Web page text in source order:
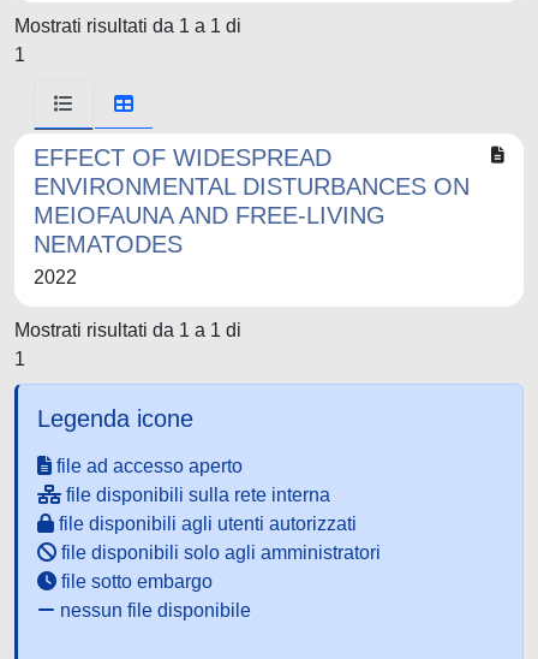
Mostrati risultati da 1 a 1 di
1
EFFECT OF WIDESPREAD
ENVIRONMENTAL DISTURBANCES ON
MEIOFAUNA AND FREE-LIVING
NEMATODES
2022
Mostrati risultati da 1 a 1 di
1
Legenda icone
file ad accesso aperto
file disponibili sulla rete interna
file disponibili agli utenti autorizzati
file disponibili solo agli amministratori
file sotto embargo
nessun file disponibile